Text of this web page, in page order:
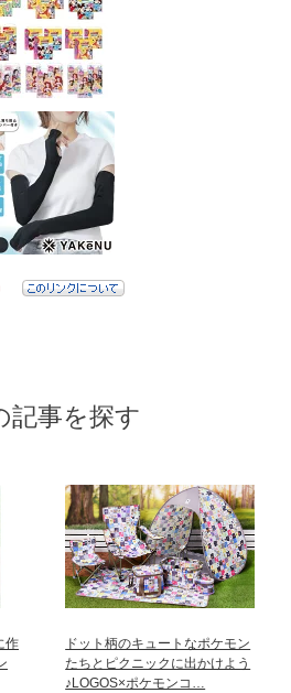
記事を探す
作
ドット柄のキュートなポケモン
たちとピクニックに出かけよう
♪LOGOS×ポケモンコ…